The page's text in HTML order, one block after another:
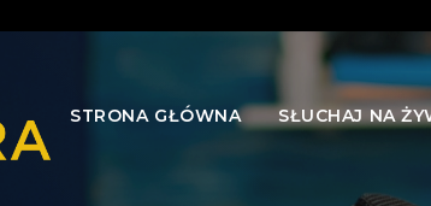
STRONA GŁÓWNA SŁUCHAJ NA